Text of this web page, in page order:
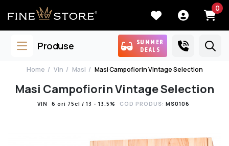
0
Produse
SUMMER
DEALS
Home Vin Masi Masi Campofiorin Vintage Selection
Masi Campofiorin Vintage Selection
VIN 6 ori 75cl / 13 - 13.5% COD PRODUS: MS0106